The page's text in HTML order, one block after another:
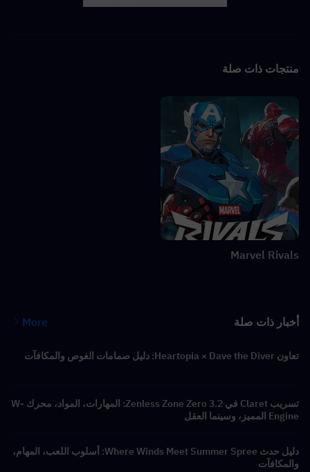
منتجات ذات صلة
Marvel Rivals
أخبار ذات صلة More
تعاون Heartopia × Dave the Diver: دليل صمامات الغوص والمكافآت
تسريب Claret في Zenless Zone Zero 3.2: المهارات، المواد، محرك W-
Engine المميز، وسينما العقل
دليل حدث Where Winds Meet Summer Spree: أسلوب اللعب، المهام،
والمكافآت